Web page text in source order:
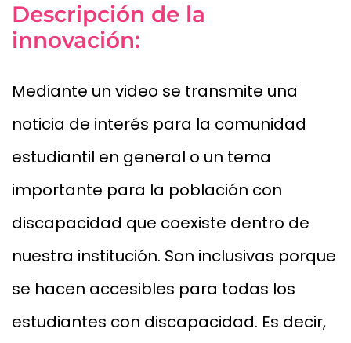
Descripción de la
innovación:
Mediante un video se transmite una
noticia de interés para la comunidad
estudiantil en general o un tema
importante para la población con
discapacidad que coexiste dentro de
nuestra institución. Son inclusivas porque
se hacen accesibles para todas los
estudiantes con discapacidad. Es decir,